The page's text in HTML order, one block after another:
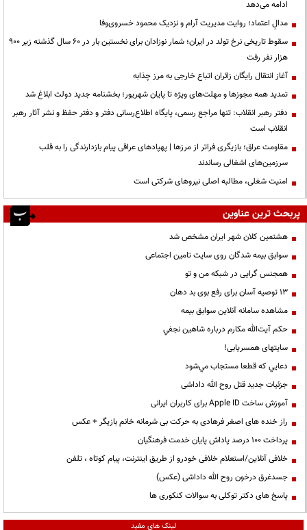
ادامه می‌دهد
مدالِ اعتماد؛ روایت مدیریت آرام و نزدیک محمود خسروی‌وفا
سقوط تاریخی نرخ تولد در ایران؛ شمار نوزادان برای نخستین بار در ۶۰ سال گذشته زیر ۹۰۰
هزار نفر رفت
آغاز انتقال رایگان زائران اتباع خارجی به مرز چذابه
تمدید همه مجوزها و مهلت‌های ویژه تا پایان شهریور؛ بخشنامه جدید دولت ابلاغ شد
دفتر رهبر انقلاب: تنها مراجع رسمی، پایگاه اطلاع‌رسانی دفتر و دفتر حفظ و نشر آثار رهبر
انقلاب است
مقاومت عراق؛ بازیگری فراتر از مرزها | پهپادهای عراقی پیام بازدارندگی را به قلب
سرزمین‌های اشغالی رساندند
‌امنیت شغلی، مطالبه اصلی نیروهای شرکتی است
پربحث ترین عناوین
هشتمین کلان شهر ایران مشخص شد
سوابق بیمه شدگان روی سایت تامین اجتماعی
همجنس گرایی در شبکه من و تو
13 توصیه آسان برای رفع بوی بد دهان
مشاهده سامانه آنلاين سوابق بیمه
حكم آيت‌الله مكارم درباره شاهين نجفي
سایتهای همسریابی!
دعايي كه قطعا مستجاب مي‌شود
جزئیات جدید قتل روح الله داداشی
آموزش ساخت Apple ID برای کاربران ایرانی
راز خنده های اصغر فرهادی به حرکت بی شرمانه خانم بازیگر + عکس
پرداخت ۱۰۰ درصد پاداش پایان خدمت فرهنگیان
خلافی آنلاین/استعلام خلافی خودرو از طریق اینترنت، پیام کوتاه ، تلفن
جسدغرق درخون روح الله داداشی (عکس)
پاسخ های دکتر توکلی به سوالات کنکوری ها
لینک های مفید